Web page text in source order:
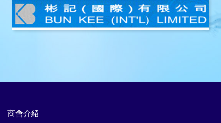
商會介紹